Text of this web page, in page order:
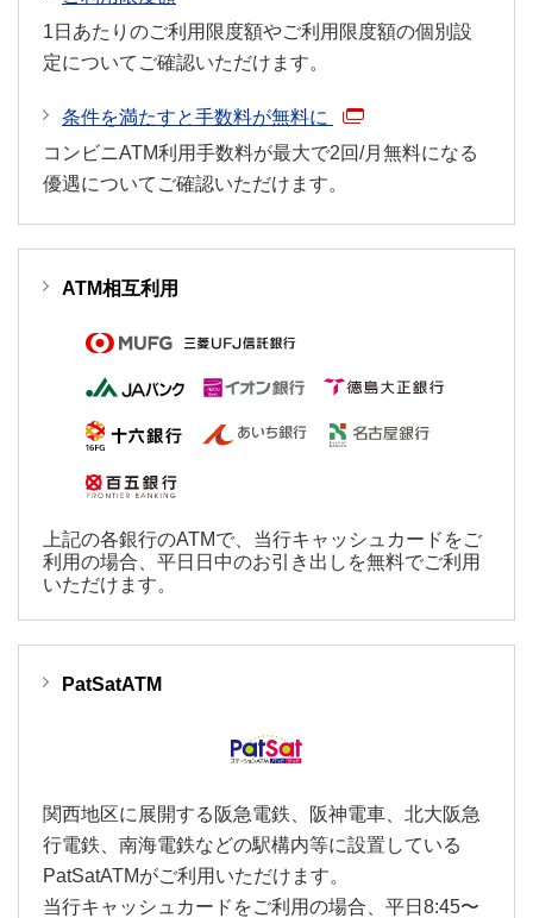
1日あたりのご利用限度額やご利用限度額の個別設
定についてご確認いただけます。
条件を満たすと手数料が無料に
コンビニATM利用手数料が最大で2回/月無料になる
優遇についてご確認いただけます。
ATM相互利用
上記の各銀行のATMで、当行キャッシュカードをご
利用の場合、平日日中のお引き出しを無料でご利用
いただけます。
PatSatATM
関西地区に展開する阪急電鉄、阪神電車、北大阪急
行電鉄、南海電鉄などの駅構内等に設置している
PatSatATMがご利用いただけます。
当行キャッシュカードをご利用の場合、平日8:45〜